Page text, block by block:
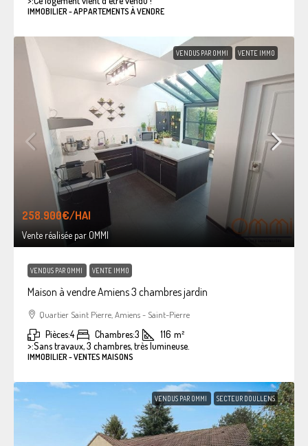
IMMOBILIER - APPARTEMENTS À VENDRE
VENDUS PAR OMMI VENTE IMMO
258.900€/HAI
Vente réalisée par OMMI
VENDUS PAR OMMI VENTE IMMO
Maison à vendre Amiens 3 chambres jardin
Quartier Saint Pierre, Amiens - Saint-Pierre
Pièces:4 Chambres:3 116 m²
>:Sans travaux, 3 chambres, très lumineuse.
IMMOBILIER - VENTES MAISONS
VENDUS PAR OMMI SECTEUR DOULLENS